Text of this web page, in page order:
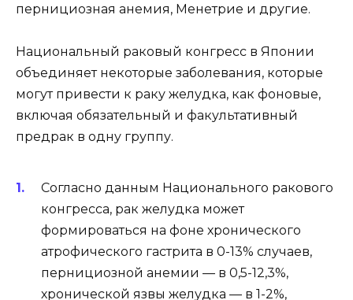
пернициозная анемия, Менетрие и другие.
Национальный раковый конгресс в Японии
объединяет некоторые заболевания, которые
могут привести к раку желудка, как фоновые,
включая обязательный и факультативный
предрак в одну группу.
Согласно данным Национального ракового
конгресса, рак желудка может
формироваться на фоне хронического
атрофического гастрита в 0-13% случаев,
пернициозной анемии — в 0,5-12,3%,
хронической язвы желудка — в 1-2%,